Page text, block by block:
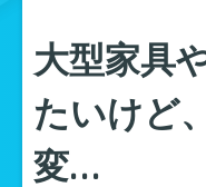
大型家具
たいけど
変…